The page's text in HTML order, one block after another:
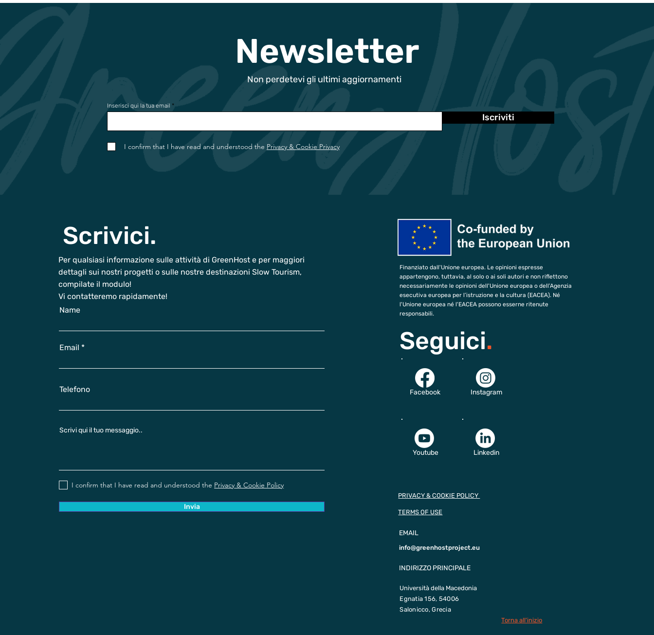
Newsletter
Non perdetevi gli ultimi aggiornamenti
Inserisci qui la tua email
Iscriviti
I confirm that I have read and understood the Privacy & Cookie Privacy
Scrivici.
Per qualsiasi informazione sulle attività di GreenHost e per maggiori
dettagli sui nostri progetti o sulle nostre destinazioni Slow Tourism,
compilate il modulo!
Vi contatteremo rapidamente!
Name
Email
Telefono
Scrivi qui il tuo messaggio..
I confirm that I have read and understood the Privacy & Cookie Policy
Invia
Finanziato dall'Unione europea. Le opinioni espresse
appartengono, tuttavia, al solo o ai soli autori e non riflettono
necessariamente le opinioni dell'Unione europea o dell’Agenzia
esecutiva europea per l’istruzione e la cultura (EACEA). Né
l'Unione europea né l'EACEA possono esserne ritenute
responsabili.
Seguici.
Facebook Instagram
Youtube Linkedin
PRIVACY & COOKIE POLICY
EMAIL
info@greenhostproject.eu
INDIRIZZO PRINCIPALE
Università della Macedonia
Egnatia 156, 54006
Salonicco, Grecia
Torna all'inizio
TERMS OF USE